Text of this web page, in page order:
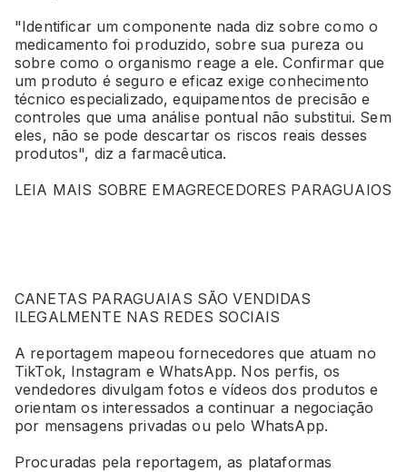
"Identificar um componente nada diz sobre como o
medicamento foi produzido, sobre sua pureza ou
sobre como o organismo reage a ele. Confirmar que
um produto é seguro e eficaz exige conhecimento
técnico especializado, equipamentos de precisão e
controles que uma análise pontual não substitui. Sem
eles, não se pode descartar os riscos reais desses
produtos", diz a farmacêutica.
LEIA MAIS SOBRE EMAGRECEDORES PARAGUAIOS
CANETAS PARAGUAIAS SÃO VENDIDAS
ILEGALMENTE NAS REDES SOCIAIS
A reportagem mapeou fornecedores que atuam no
TikTok, Instagram e WhatsApp. Nos perfis, os
vendedores divulgam fotos e vídeos dos produtos e
orientam os interessados a continuar a negociação
por mensagens privadas ou pelo WhatsApp.
Procuradas pela reportagem, as plataformas